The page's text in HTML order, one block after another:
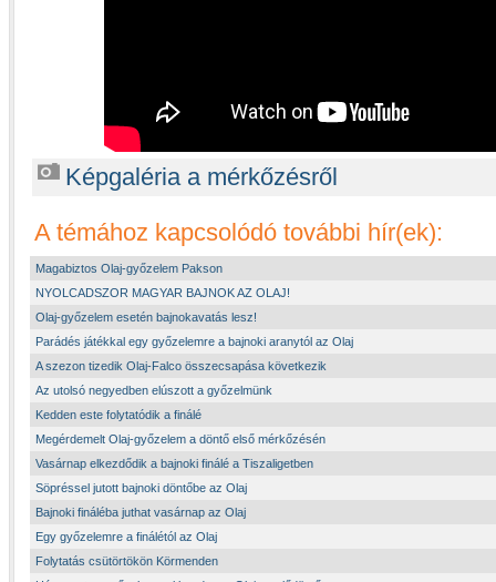
Képgaléria a mérkőzésről
A témához kapcsolódó további hír(ek):
Magabiztos Olaj-győzelem Pakson
NYOLCADSZOR MAGYAR BAJNOK AZ OLAJ!
Olaj-győzelem esetén bajnokavatás lesz!
Parádés játékkal egy győzelemre a bajnoki aranytól az Olaj
A szezon tizedik Olaj-Falco összecsapása következik
Az utolsó negyedben elúszott a győzelmünk
Kedden este folytatódik a finálé
Megérdemelt Olaj-győzelem a döntő első mérkőzésén
Vasárnap elkezdődik a bajnoki finálé a Tiszaligetben
Söpréssel jutott bajnoki döntőbe az Olaj
Bajnoki fináléba juthat vasárnap az Olaj
Egy győzelemre a finálétól az Olaj
Folytatás csütörtökön Körmenden